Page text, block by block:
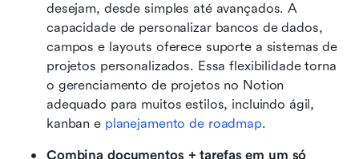
desejam, desde simples até avançados. A
capacidade de personalizar bancos de dados,
campos e layouts oferece suporte a sistemas de
projetos personalizados. Essa flexibilidade torna
o gerenciamento de projetos no Notion
adequado para muitos estilos, incluindo ágil,
kanban e planejamento de roadmap.
Combina documentos + tarefas em um só